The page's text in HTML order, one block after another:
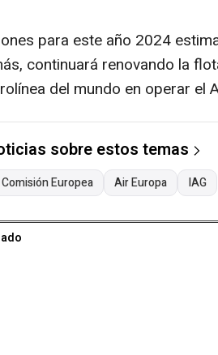
para este año 2024
continuará renovando la
del mundo en operar el
sobre estos temas
Comisión Europea Air Europa IAG